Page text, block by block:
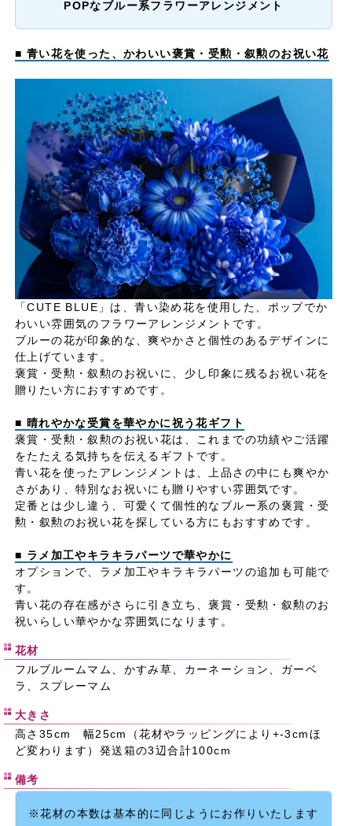
POPなブルー系フラワーアレンジメント
■ 青い花を使った、かわいい褒賞・受勲・叙勲のお祝い花
「CUTE BLUE」は、青い染め花を使用した、ポップでか
わいい雰囲気のフラワーアレンジメントです。
ブルーの花が印象的な、爽やかさと個性のあるデザインに
仕上げています。
褒賞・受勲・叙勲のお祝いに、少し印象に残るお祝い花を
贈りたい方におすすめです。
■ 晴れやかな受賞を華やかに祝う花ギフト
褒賞・受勲・叙勲のお祝い花は、これまでの功績やご活躍
をたたえる気持ちを伝えるギフトです。
青い花を使ったアレンジメントは、上品さの中にも爽やか
さがあり、特別なお祝いにも贈りやすい雰囲気です。
定番とは少し違う、可愛くて個性的なブルー系の褒賞・受
勲・叙勲のお祝い花を探している方にもおすすめです。
■ ラメ加工やキラキラパーツで華やかに
オプションで、ラメ加工やキラキラパーツの追加も可能で
す。
青い花の存在感がさらに引き立ち、褒賞・受勲・叙勲のお
祝いらしい華やかな雰囲気になります。
花材
フルブルームマム、かすみ草、カーネーション、ガーベ
ラ、スプレーマム
大きさ
高さ35cm 幅25cm（花材やラッピングにより+-3cmほ
ど変わります）発送箱の3辺合計100cm
備考
※花材の本数は基本的に同じようにお作りいたします